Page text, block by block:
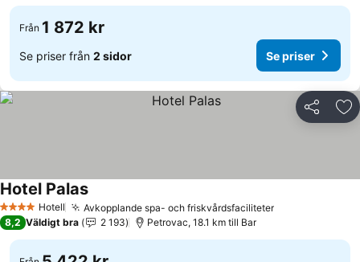
Från 1 872 kr
Se priser från 2 sidor Se priser
Dela
4 StjärnorHotell Avkopplande spa- och friskvårdsfaciliteter
Hotel Palas
8,2 Väldigt bra 2 193 Petrovac, 18.1 km till Bar